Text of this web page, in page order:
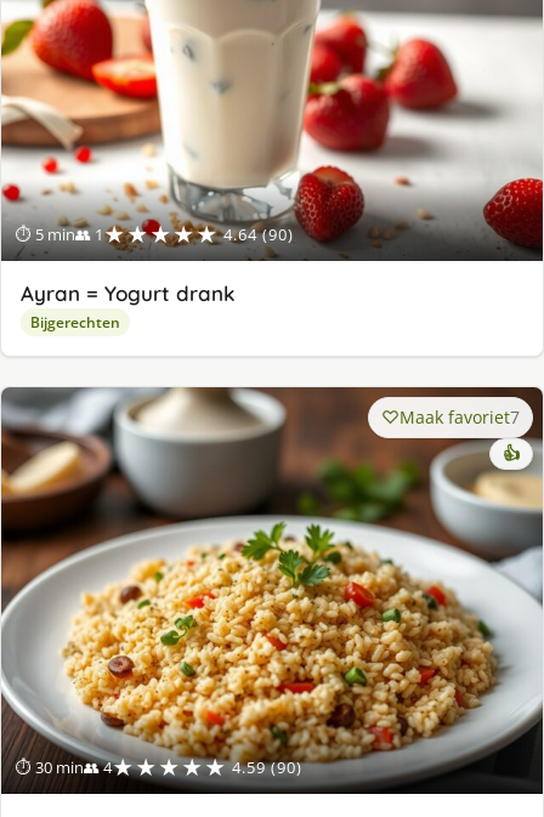
⏱ 5 min👥 1★★★★★ 4.64 (90)
Ayran = Yogurt drank
Bijgerechten
⏱ 30 min👥 4★★★★★ 4.59 (90)
Maak favoriet7
👍